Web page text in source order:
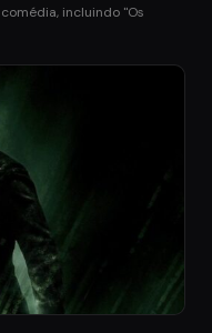
incluindo "Os